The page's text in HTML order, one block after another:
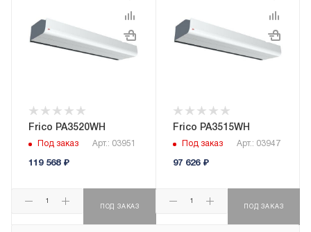
Frico PA3520WH
Под заказ Арт.: 03951
119 568₽
ПОД ЗАКАЗ
Frico PA3515WH
Под заказ Арт.: 03947
97 626₽
ПОД ЗАКАЗ